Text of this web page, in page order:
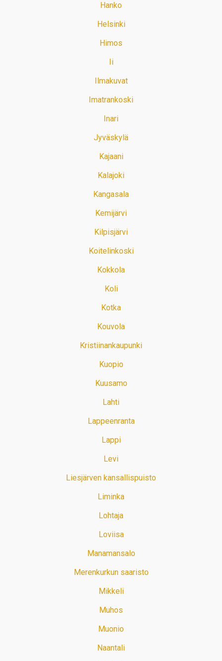
Hanko
Helsinki
Himos
Ii
Ilmakuvat
Imatrankoski
Inari
Jyväskylä
Kajaani
Kalajoki
Kangasala
Kemijärvi
Kilpisjärvi
Koitelinkoski
Kokkola
Koli
Kotka
Kouvola
Kristiinankaupunki
Kuopio
Kuusamo
Lahti
Lappeenranta
Lappi
Levi
Liesjärven kansallispuisto
Liminka
Lohtaja
Loviisa
Manamansalo
Merenkurkun saaristo
Mikkeli
Muhos
Muonio
Naantali